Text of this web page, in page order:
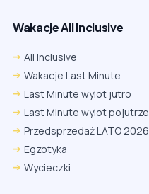
Wakacje All Inclusive
All Inclusive
Wakacje Last Minute
Last Minute wylot jutro
Last Minute wylot pojutrze
Przedsprzedaż LATO 2026
Egzotyka
Wycieczki